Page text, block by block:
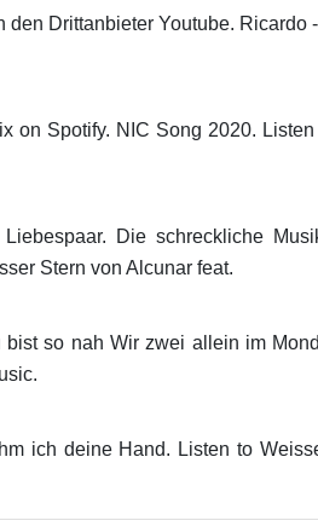
Drittanbieter Youtube.
on Spotify. NIC Song 2020.
Die schreckliche
Stern von Alcunar feat.
so nah Wir zwei allein im
ich deine Hand. Listen to